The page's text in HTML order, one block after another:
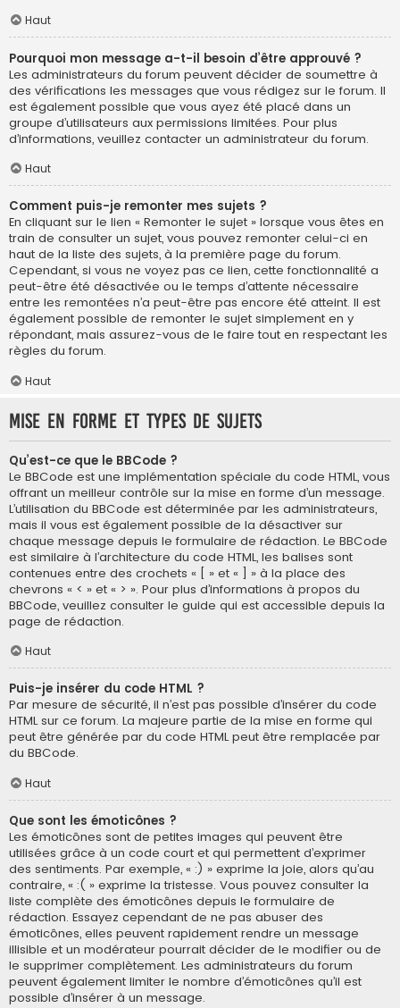
Haut
Pourquoi mon message a-t-il besoin d’être approuvé ?
Les administrateurs du forum peuvent décider de soumettre à
des vérifications les messages que vous rédigez sur le forum. Il
est également possible que vous ayez été placé dans un
groupe d’utilisateurs aux permissions limitées. Pour plus
d’informations, veuillez contacter un administrateur du forum.
Haut
Comment puis-je remonter mes sujets ?
En cliquant sur le lien « Remonter le sujet » lorsque vous êtes en
train de consulter un sujet, vous pouvez remonter celui-ci en
haut de la liste des sujets, à la première page du forum.
Cependant, si vous ne voyez pas ce lien, cette fonctionnalité a
peut-être été désactivée ou le temps d’attente nécessaire
entre les remontées n’a peut-être pas encore été atteint. Il est
également possible de remonter le sujet simplement en y
répondant, mais assurez-vous de le faire tout en respectant les
règles du forum.
Haut
Mise en forme et types de sujets
Qu’est-ce que le BBCode ?
Le BBCode est une implémentation spéciale du code HTML, vous
offrant un meilleur contrôle sur la mise en forme d’un message.
L’utilisation du BBCode est déterminée par les administrateurs,
mais il vous est également possible de la désactiver sur
chaque message depuis le formulaire de rédaction. Le BBCode
est similaire à l’architecture du code HTML, les balises sont
contenues entre des crochets « [ » et « ] » à la place des
chevrons « < » et « > ». Pour plus d’informations à propos du
BBCode, veuillez consulter le guide qui est accessible depuis la
page de rédaction.
Haut
Puis-je insérer du code HTML ?
Par mesure de sécurité, il n’est pas possible d’insérer du code
HTML sur ce forum. La majeure partie de la mise en forme qui
peut être générée par du code HTML peut être remplacée par
du BBCode.
Haut
Que sont les émoticônes ?
Les émoticônes sont de petites images qui peuvent être
utilisées grâce à un code court et qui permettent d’exprimer
des sentiments. Par exemple, « :) » exprime la joie, alors qu’au
contraire, « :( » exprime la tristesse. Vous pouvez consulter la
liste complète des émoticônes depuis le formulaire de
rédaction. Essayez cependant de ne pas abuser des
émoticônes, elles peuvent rapidement rendre un message
illisible et un modérateur pourrait décider de le modifier ou de
le supprimer complètement. Les administrateurs du forum
peuvent également limiter le nombre d’émoticônes qu’il est
possible d’insérer à un message.